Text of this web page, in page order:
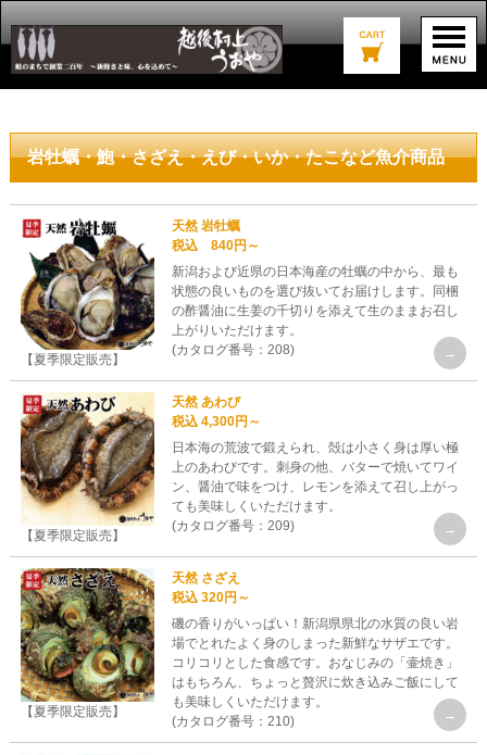
岩牡蠣・鮑・さざえ・えび・いか・たこなど魚介商品
【夏季限定販売】
天然 岩牡蠣
税込 840円～
新潟および近県の日本海産の牡蠣の中から、最も
状態の良いものを選び抜いてお届けします。同梱
の酢醤油に生姜の千切りを添えて生のままお召し
上がりいただけます。
(カタログ番号：208)
【夏季限定販売】
天然 あわび
税込 4,300円～
日本海の荒波で鍛えられ、殻は小さく身は厚い極
上のあわびです。刺身の他、バターで焼いてワイ
ン、醤油で味をつけ、レモンを添えて召し上がっ
ても美味しくいただけます。
(カタログ番号：209)
【夏季限定販売】
天然 さざえ
税込 320円～
磯の香りがいっぱい！新潟県県北の水質の良い岩
場でとれたよく身のしまった新鮮なサザエです。
コリコリとした食感です。おなじみの「壷焼き」
はもちろん、ちょっと贅沢に炊き込みご飯にして
も美味しくいただけます。
(カタログ番号：210)